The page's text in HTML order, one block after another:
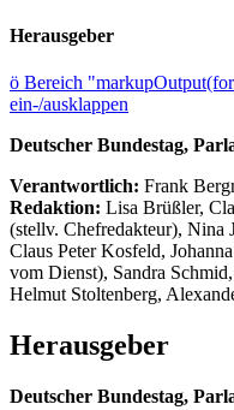
Herausgeber
ö Bereich
ein-/ausklappen
Deutscher Bundestag,
Verantwortlich: Frank
Redaktion: Lisa Brüßler,
(stellv. Chefredakteur), Nina
Claus Peter Kosfeld,
vom Dienst), Sandra
Helmut Stoltenberg,
Herausgeber
Deutscher Bundestag,